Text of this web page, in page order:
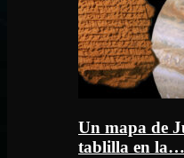
Un mapa de
tablilla en la…